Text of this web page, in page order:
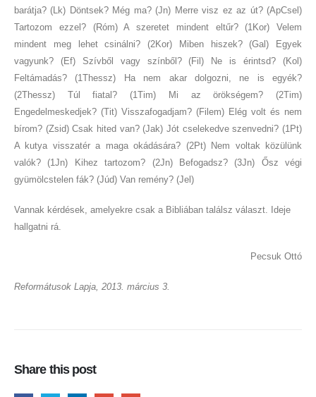
barátja? (Lk) Döntsek? Még ma? (Jn) Merre visz ez az út? (ApCsel)
Tartozom ezzel? (Róm) A szeretet mindent eltűr? (1Kor) Velem
mindent meg lehet csinálni? (2Kor) Miben hiszek? (Gal) Egyek
vagyunk? (Ef) Szívből vagy színből? (Fil) Ne is érintsd? (Kol)
Feltámadás? (1Thessz) Ha nem akar dolgozni, ne is egyék?
(2Thessz) Túl fiatal? (1Tim) Mi az örökségem? (2Tim)
Engedelmeskedjek? (Tit) Visszafogadjam? (Filem) Elég volt és nem
bírom? (Zsid) Csak hited van? (Jak) Jót cselekedve szenvedni? (1Pt)
A kutya visszatér a maga okádására? (2Pt) Nem voltak közülünk
valók? (1Jn) Kihez tartozom? (2Jn) Befogadsz? (3Jn) Ősz végi
gyümölcstelen fák? (Júd) Van remény? (Jel)
Vannak kérdések, amelyekre csak a Bibliában találsz választ. Ideje
hallgatni rá.
Pecsuk Ottó
Reformátusok Lapja, 2013. március 3.
Share this post